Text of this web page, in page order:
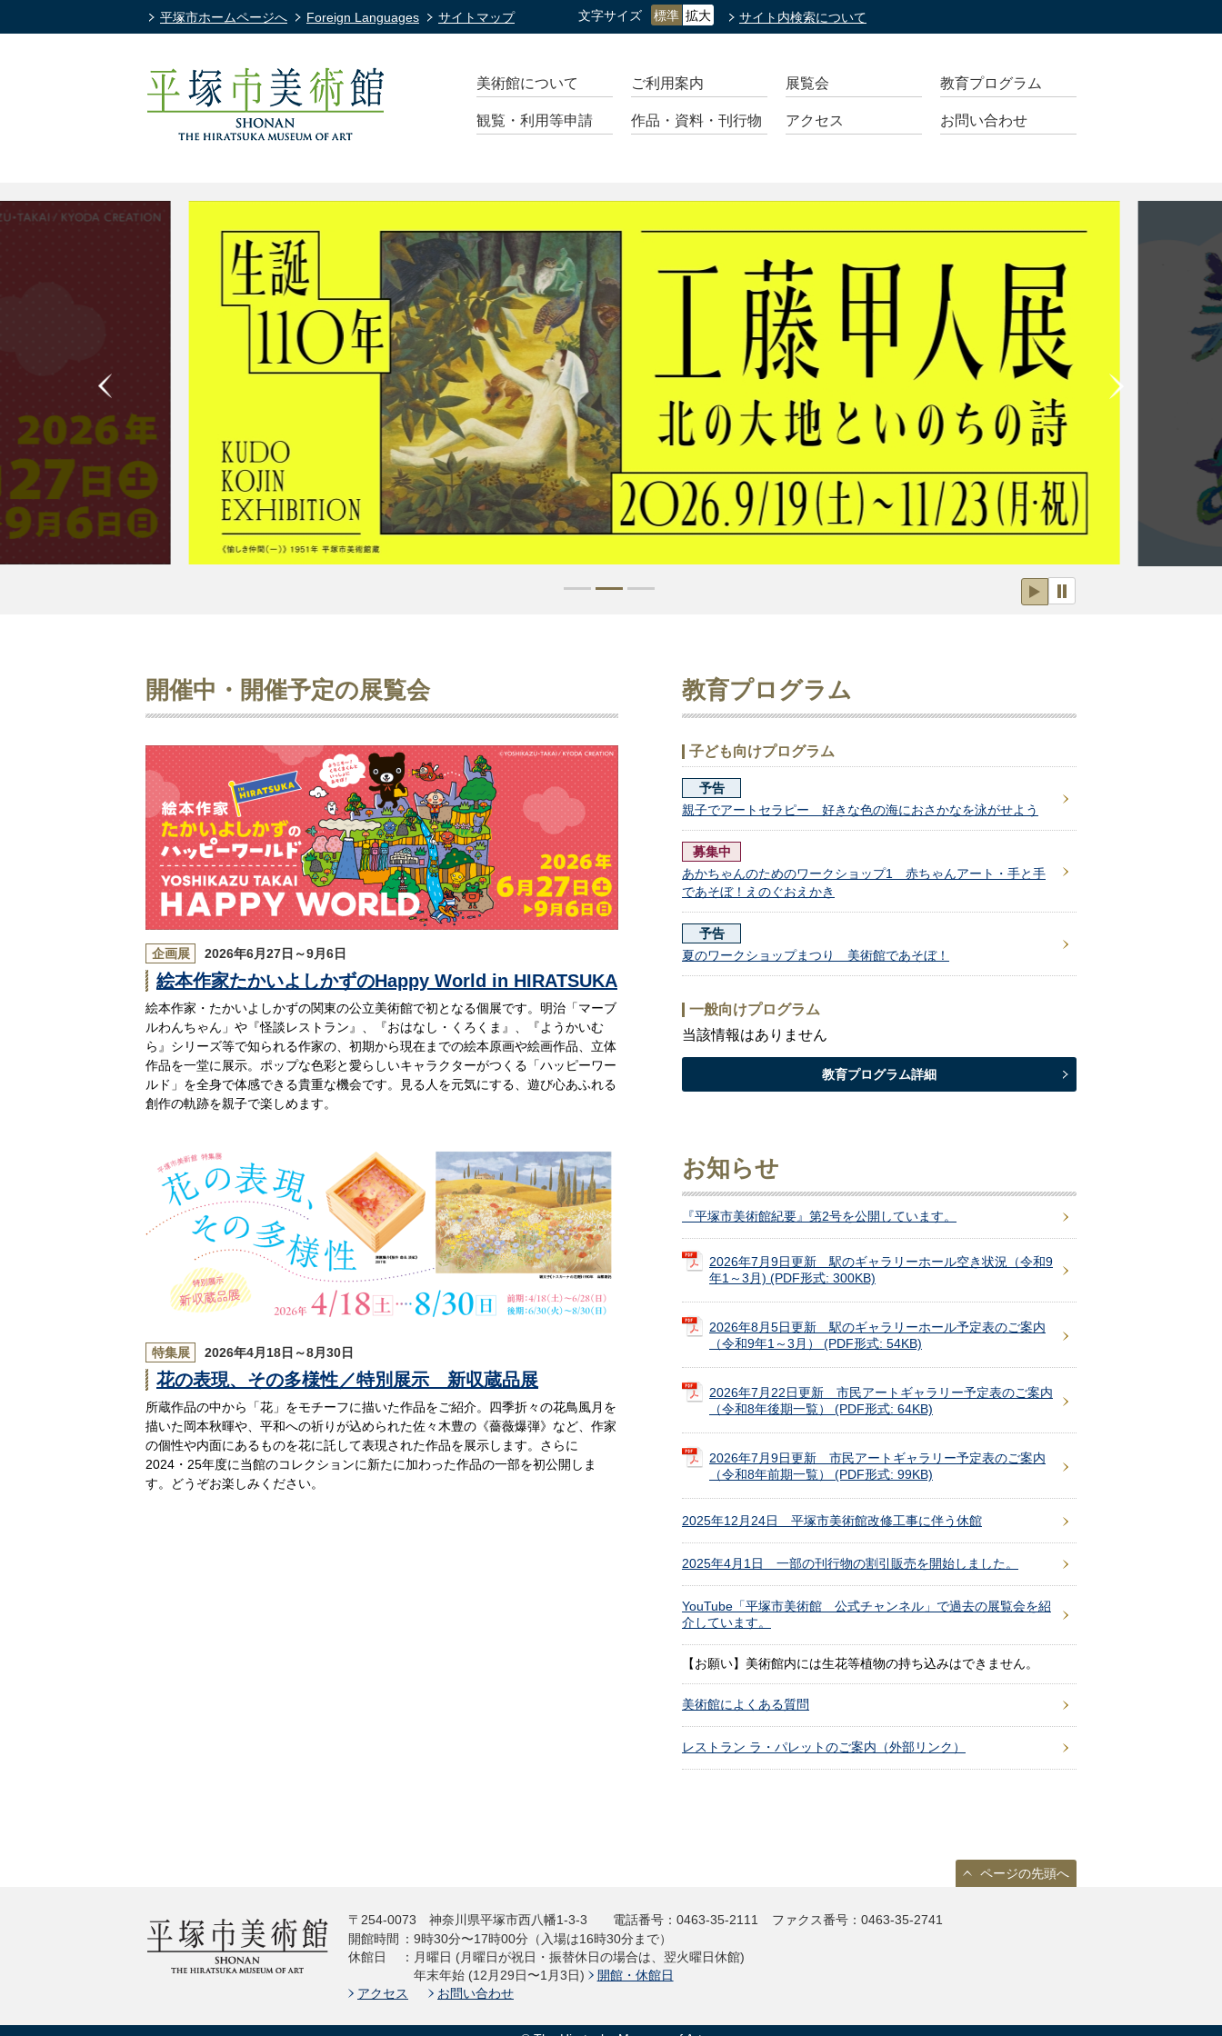
美術館について ご利用案内 展覧会 教育プログラム
観覧・利用等申請 作品・資料・刊行物 アクセス お問い合わせ
平塚市ホームページへ Foreign Languages サイトマップ 文字サイズ 標準 拡大 サイト内検索について
開催中・開催予定の展覧会
企画展 2026年6月27日～9月6日
絵本作家たかいよしかずのHappy World in HIRATSUKA
絵本作家・たかいよしかずの関東の公立美術館で初となる個展です。明治「マーブ
ルわんちゃん」や『怪談レストラン』、『おはなし・くろくま』、『ようかいむ
ら』シリーズ等で知られる作家の、初期から現在までの絵本原画や絵画作品、立体
作品を一堂に展示。ポップな色彩と愛らしいキャラクターがつくる「ハッピーワー
ルド」を全身で体感できる貴重な機会です。見る人を元気にする、遊び心あふれる
創作の軌跡を親子で楽しめます。
特集展 2026年4月18日～8月30日
花の表現、その多様性／特別展示 新収蔵品展
所蔵作品の中から「花」をモチーフに描いた作品をご紹介。四季折々の花鳥風月を
描いた岡本秋暉や、平和への祈りが込められた佐々木豊の《薔薇爆弾》など、作家
の個性や内面にあるものを花に託して表現された作品を展示します。さらに
2024・25年度に当館のコレクションに新たに加わった作品の一部を初公開しま
す。どうぞお楽しみください。
教育プログラム
子ども向けプログラム
予告
親子でアートセラピー 好きな色の海におさかなを泳がせよう
募集中
あかちゃんのためのワークショップ1 赤ちゃんアート・手と手
であそぼ！えのぐおえかき
予告
夏のワークショップまつり 美術館であそぼ！
一般向けプログラム
当該情報はありません
教育プログラム詳細
お知らせ
『平塚市美術館紀要』第2号を公開しています。
2026年7月9日更新 駅のギャラリーホール空き状況（令和9
年1～3月) (PDF形式: 300KB)
2026年8月5日更新 駅のギャラリーホール予定表のご案内
（令和9年1～3月） (PDF形式: 54KB)
2026年7月22日更新 市民アートギャラリー予定表のご案内
（令和8年後期一覧） (PDF形式: 64KB)
2026年7月9日更新 市民アートギャラリー予定表のご案内
（令和8年前期一覧） (PDF形式: 99KB)
2025年12月24日 平塚市美術館改修工事に伴う休館
2025年4月1日 一部の刊行物の割引販売を開始しました。
YouTube「平塚市美術館 公式チャンネル」で過去の展覧会を紹
介しています。
【お願い】美術館内には生花等植物の持ち込みはできません。
美術館によくある質問
レストラン ラ・パレットのご案内（外部リンク）
ページの先頭へ
〒254-0073 神奈川県平塚市西八幡1-3-3 電話番号 ： 0463-35-2111 ファクス番号 ： 0463-35-2741
開館時間 ： 9時30分〜17時00分（入場は16時30分まで）
休館日
： 月曜日 (月曜日が祝日・振替休日の場合は、翌火曜日休館)
年末年始 (12月29日〜1月3日)
開館・休館日
アクセス
お問い合わせ